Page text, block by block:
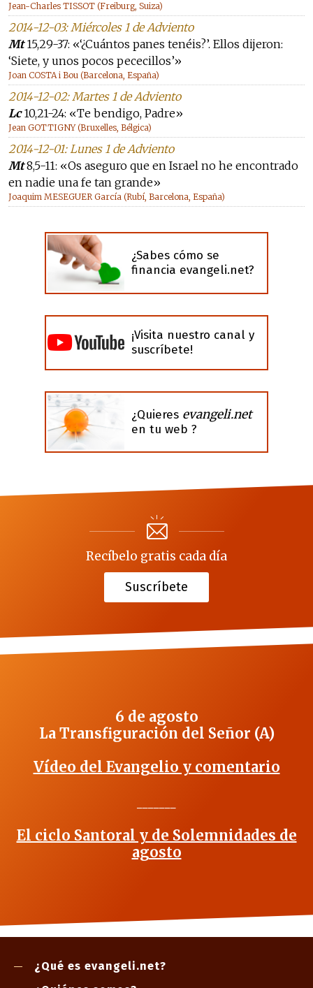
Jean-Charles TISSOT (Freiburg, Suiza)
2014-12-03: Miércoles 1 de Adviento
Mt15,29-37: «‘¿Cuántos panes tenéis?’. Ellos dijeron:
‘Siete, y unos pocos pececillos’»
Joan COSTA i Bou (Barcelona, España)
2014-12-02: Martes 1 de Adviento
Lc10,21-24: «Te bendigo, Padre»
Jean GOTTIGNY (Bruxelles, Bélgica)
2014-12-01: Lunes 1 de Adviento
Mt8,5-11: «Os aseguro que en Israel no he encontrado
en nadie una fe tan grande»
Joaquim MESEGUER García (Rubí, Barcelona, España)
¿Sabes cómo se
financia evangeli.net?
¡Visita nuestro canal y
suscríbete!
¿Quieres evangeli.net
en tu web ?
Recíbelo gratis cada día
Suscríbete
6 de agosto
La Transfiguración del Señor (A)
Vídeo del Evangelio y comentario
El ciclo Santoral y de Solemnidades de
agosto
¿Qué es evangeli.net?